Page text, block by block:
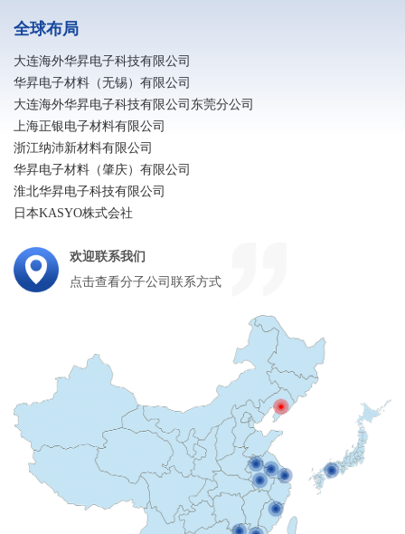
全球布局
大连海外华昇电子科技有限公司
华昇电子材料（无锡）有限公司
大连海外华昇电子科技有限公司东莞分公司
上海正银电子材料有限公司
浙江纳沛新材料有限公司
华昇电子材料（肇庆）有限公司
淮北华昇电子科技有限公司
日本KASYO株式会社
欢迎联系我们
点击查看分子公司联系方式